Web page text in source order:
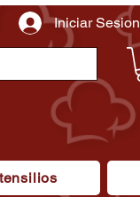
Iniciar Sesion